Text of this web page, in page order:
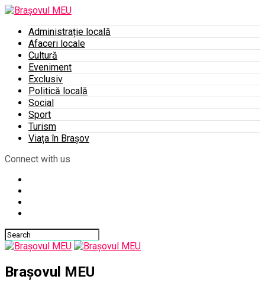
Administrație locală
Afaceri locale
Cultură
Eveniment
Exclusiv
Politică locală
Social
Sport
Turism
Viața în Brașov
Connect with us
Brașovul MEU